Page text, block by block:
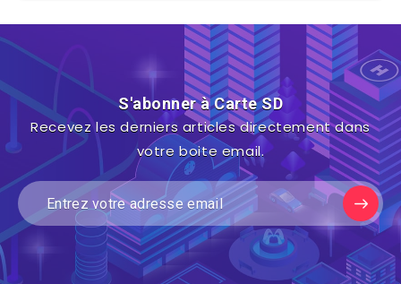
S'abonner à Carte SD
Recevez les derniers articles directement dans
votre boite email.